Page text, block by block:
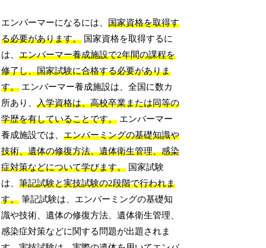
エンバーマーになるには、国家資格を取得す
る必要があります。 国家資格を取得するに
は、エンバーマー養成施設で2年間の課程を
修了し、国家試験に合格する必要がありま
す。 エンバーマー養成施設は、全国に数カ
所あり、入学資格は、高校卒業または同等の
学歴を有していることです。 エンバーマー
養成施設では、エンバーミングの基礎知識や
技術、遺体の修復方法、遺体衛生管理、感染
症対策などについて学びます。 国家試験
は、筆記試験と実技試験の2段階で行われま
す。 筆記試験は、エンバーミングの基礎知
識や技術、遺体の修復方法、遺体衛生管理、
感染症対策などに関する問題が出題されま